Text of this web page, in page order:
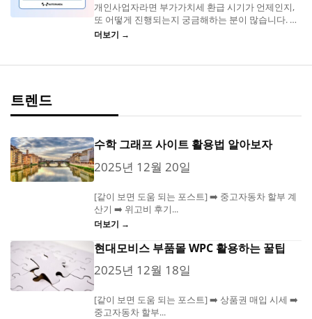
개인사업자라면 부가가치세 환급 시기가 언제인지,
또 어떻게 진행되는지 궁금해하는 분이 많습니다. 부
가세...
더보기 →
트렌드
수학 그래프 사이트 활용법 알아보자
2025년 12월 20일
[같이 보면 도움 되는 포스트] ➡️ 중고자동차 할부 계
산기 ➡️ 위고비 후기...
더보기 →
현대모비스 부품몰 WPC 활용하는 꿀팁
2025년 12월 18일
[같이 보면 도움 되는 포스트] ➡️ 상품권 매입 시세 ➡️
중고자동차 할부...